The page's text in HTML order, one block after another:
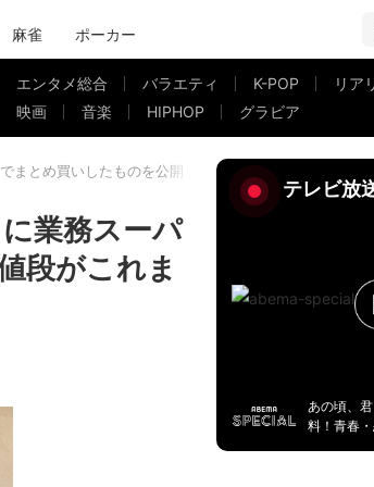
麻雀 ポーカー
エンタメ総合 バラエティ K-POP リア
映画
音楽 HIPHOP グラビア
まとめ買いしたものを公開「お米の値段がこれまでの2倍
業務スーパ
段がこれま
テレビ放
あの頃、
料！青春